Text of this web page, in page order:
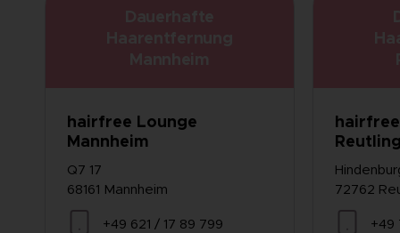
hairfree Lounge
Mannheim
Q7 17
68161 Mannheim
+49 621 / 17 89 799
72762
+49